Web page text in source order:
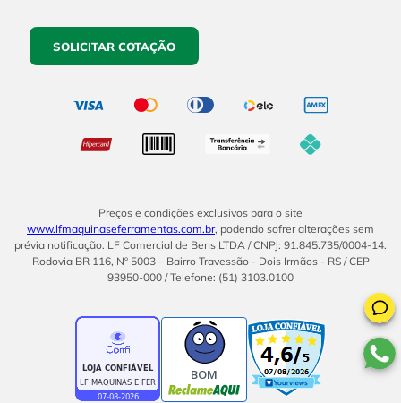
SOLICITAR COTAÇÃO
Preços e condições exclusivos para o site
www.lfmaquinaseferramentas.com.br, podendo sofrer alterações sem
prévia notificação. LF Comercial de Bens LTDA / CNPJ: 91.845.735/0004-14.
Rodovia BR 116, Nº 5003 – Bairro Travessão - Dois Irmãos - RS / CEP
93950-000 / Telefone: (51) 3103.0100
BOM